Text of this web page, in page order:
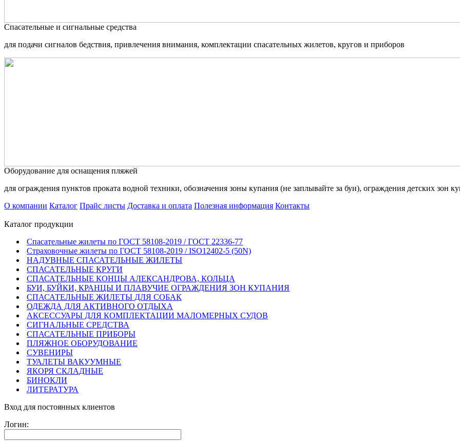
Спасательные и сигнальные средства
для подачи сигналов бедствия, привлечения внимания, комплектации спасательных жилетов, кругов и приборов
Оборудование для оснащения пляжей
для ограждения пунктов проката водной техники, обозначения зоны купания (не заплывайте за буи), ограждения детских зон
О компании Каталог Прайс листы Доставка и оплата Полезная информация Контакты
Каталог продукции
Спасательные жилеты по ГОСТ 58108-2019 / ГОСТ 22336-77
Страховочные жилеты по ГОСТ 58108-2019 / ISO12402-5 (50N)
НАДУВНЫЕ СПАСАТЕЛЬНЫЕ ЖИЛЕТЫ
СПАСАТЕЛЬНЫЕ КРУГИ
СПАСАТЕЛЬНЫЕ КОНЦЫ АЛЕКСАНДРОВА, КОЛЬЦА
БУИ, БУЙКИ, КРАНЦЫ И ПЛАВУЧИЕ ОГРАЖДЕНИЯ ЗОН КУПАНИЯ
СПАСАТЕЛЬНЫЕ ЖИЛЕТЫ ДЛЯ СОБАК
ОДЕЖДА ДЛЯ АКТИВНОГО ОТДЫХА
АКСЕССУАРЫ ДЛЯ КОМПЛЕКТАЦИИ МАЛОМЕРНЫХ СУДОВ
СИГНАЛЬНЫЕ СРЕДСТВА
СПАСАТЕЛЬНЫЕ ПРИБОРЫ
ПЛЯЖНОЕ ОБОРУДОВАНИЕ
СУВЕНИРЫ
ТУАЛЕТЫ ВАКУУМНЫЕ
ЯКОРЯ СКЛАДНЫЕ
БИНОКЛИ
ЛИТЕРАТУРА
Вход для постоянных клиентов
Логин: